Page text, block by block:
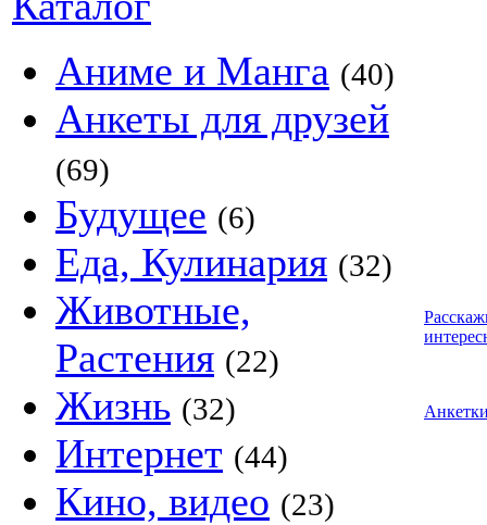
Аниме и Манга (40)
Анкеты для друзей
(69)
Будущее (6)
Еда, Кулинария (32)
Животные,
Растения (22)
Жизнь (32)
Интернет (44)
Кино, видео (23)